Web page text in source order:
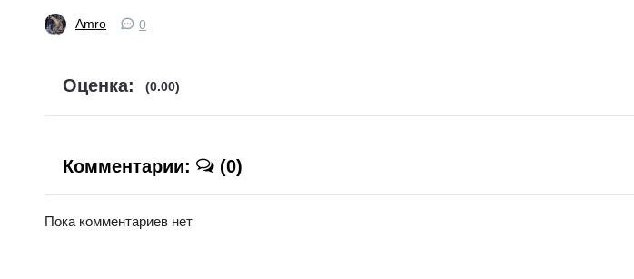
Amro 0
Оценка: (0.00)
Комментарии: (0)
Пока комментариев нет